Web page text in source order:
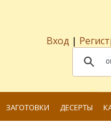
Вход |
ЗАГОТОВКИ ДЕСЕРТЫ